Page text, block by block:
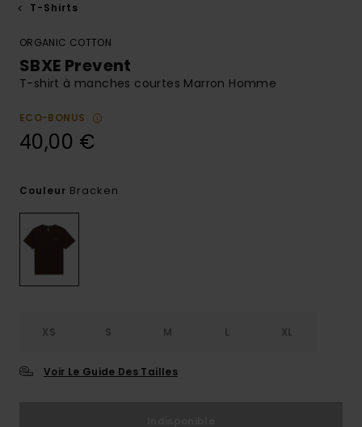
T-Shirts
ORGANIC COTTON
SBXE Prevent
T-shirt à manches courtes Marron Homme
ECO-BONUS
40,00 €
Couleur Bracken
XS S M L XL
Voir Le Guide Des Tailles